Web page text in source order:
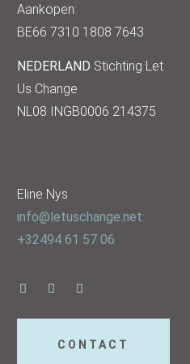
Aankopen:
BE66 7310 1808 7643
NEDERLAND Stichting Let
Us Change
NL08 INGB0006 214375
Eline Nys
info@letuschange.net
+32494 61 57 06
CONTACT